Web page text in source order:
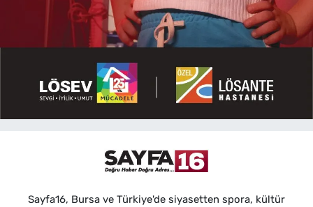
Sayfa16, Bursa ve Türkiye'de siyasetten spora, kültür